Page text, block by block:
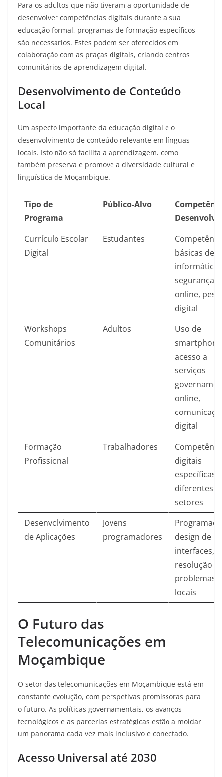
Para os adultos que não tiveram a oportunidade de
desenvolver competências digitais durante a sua
educação formal, programas de formação específicos
são necessários. Estes podem ser oferecidos em
colaboração com as praças digitais, criando centros
comunitários de aprendizagem digital.
Desenvolvimento de Conteúdo
Local
Um aspecto importante da educação digital é o
desenvolvimento de conteúdo relevante em línguas
locais. Isto não só facilita a aprendizagem, como
também preserva e promove a diversidade cultural e
linguística de Moçambique.
Tipo de
Programa
Público-Alvo
Currículo Escolar
Digital
Estudantes
básicas de
informática,
segurança
online,
digital
Workshops
Comunitários
Adultos
Uso de
acesso a
serviços
online,
digital
Formação
Profissional
Trabalhadores
digitais
específicas
diferentes
setores
Desenvolvimento
de Aplicações
Jovens
programadores
design de
interfaces,
resolução
problemas
locais
O Futuro das
Telecomunicações em
Moçambique
O setor das telecomunicações em Moçambique está em
constante evolução, com perspetivas promissoras para
o futuro. As políticas governamentais, os avanços
tecnológicos e as parcerias estratégicas estão a moldar
um panorama cada vez mais inclusivo e conectado.
Acesso Universal até 2030